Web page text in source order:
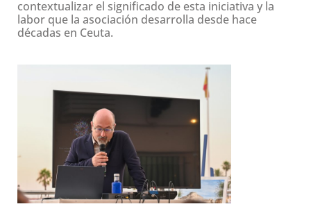
contextualizar el significado de esta iniciativa y la
labor que la asociación desarrolla desde hace
décadas en Ceuta.